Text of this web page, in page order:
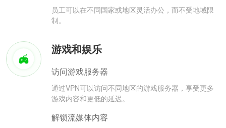
员工可以在不同国家或地区灵活办公，而不受地域限
制。
游戏和娱乐
访问游戏服务器
通过VPN可以访问不同地区的游戏服务器，享受更多
游戏内容和更低的延迟。
解锁流媒体内容